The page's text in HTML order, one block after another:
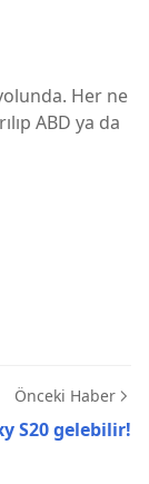
Her ne
ABD ya da
Önceki Haber
S20 gelebilir!